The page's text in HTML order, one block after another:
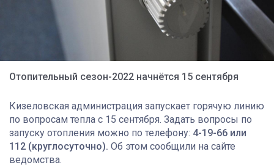
Отопительный сезон-2022 начнётся 15 сентября
Кизеловская администрация запускает горячую линию
по вопросам тепла с 15 сентября. Задать вопросы по
запуску отопления можно по телефону: 4-19-66 или
112 (круглосуточно). Об этом сообщили на сайте
ведомства.